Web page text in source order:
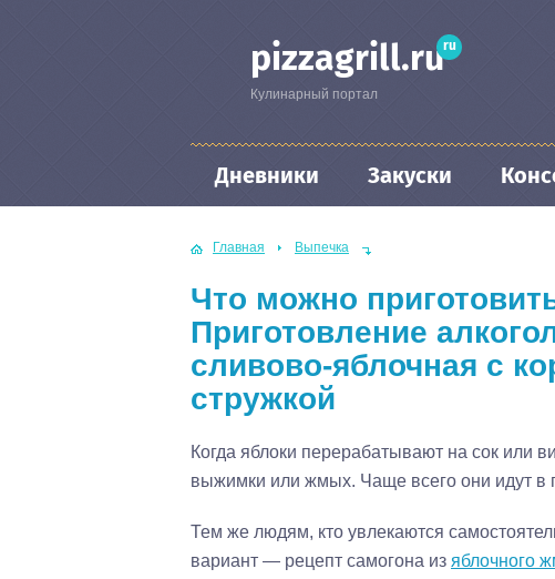
pizzagrill.ruru
Кулинарный портал
Дневники Закуски
Главная Выпечка
Что можно
Приготовление
сливово-яблочная с
стружкой
Когда яблоки перерабатывают на сок или
выжимки или жмых. Чаще всего они идут в
Тем же людям, кто увлекаются
вариант — рецепт самогона из яблочного